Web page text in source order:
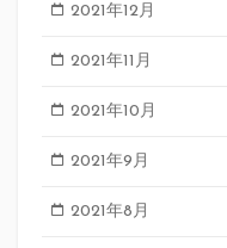
2021年12月
2021年11月
2021年10月
2021年9月
2021年8月